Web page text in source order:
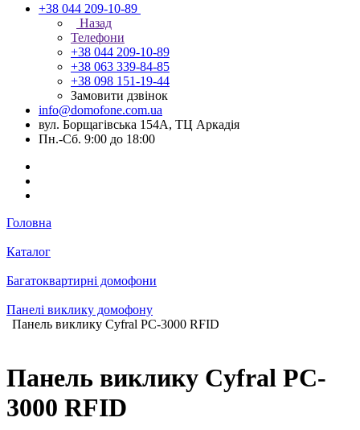
+38 044 209-10-89
Назад
Телефони
+38 044 209-10-89
+38 063 339-84-85
+38 098 151-19-44
Замовити дзвінок
info@domofone.com.ua
вул. Борщагівська 154А, ТЦ Аркадія
Пн.-Сб. 9:00 до 18:00
Головна
Каталог
Багатоквартирні домофони
Панелі виклику домофону
Панель виклику Cyfral PC-3000 RFID
Панель виклику Cyfral PC-
3000 RFID